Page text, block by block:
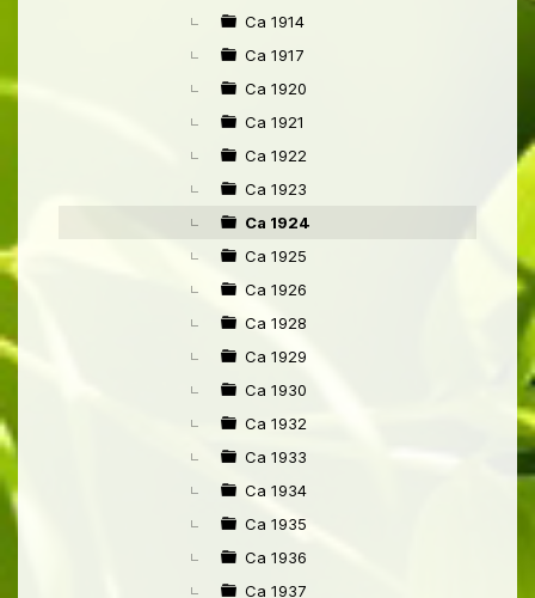
Ca 1914
Ca 1917
Ca 1920
Ca 1921
Ca 1922
Ca 1923
Ca 1924
Ca 1925
Ca 1926
Ca 1928
Ca 1929
Ca 1930
Ca 1932
Ca 1933
Ca 1934
Ca 1935
Ca 1936
Ca 1937